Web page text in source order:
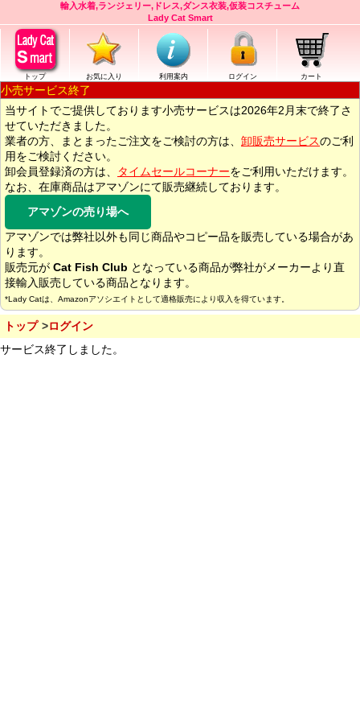
輸入水着,ランジェリー,ドレス,ダンス衣装,仮装コスチューム
Lady Cat Smart
トップ お気に入り 利用案内 ログイン カート
小売サービス終了
当サイトでご提供しております小売サービスは2026年2月末で終了さ
せていただきました。
業者の方、まとまったご注文をご検討の方は、 卸販売サービスのご利
用をご検討ください。
卸会員登録済の方は、
タイムセールコーナーをご利用いただけます。
なお、在庫商品はアマゾンにて販売継続しております。
アマゾンの売り場へ
アマゾンでは弊社以外も同じ商品やコピー品を販売している場合があ
ります。
販売元が Cat Fish Club となっている商品が弊社がメーカーより直
接輸入販売している商品となります。
*Lady Catは、Amazonアソシエイトとして適格販売により収入を得ています。
トップ
ログイン
サービス終了しました。